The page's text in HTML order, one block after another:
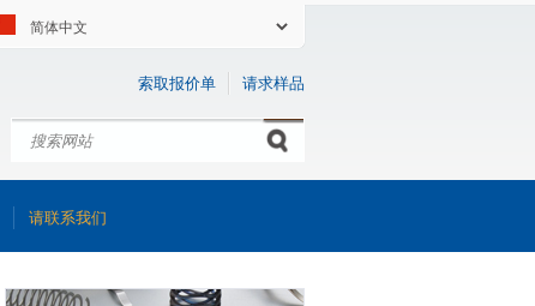
索取报价单 请求样品
Search form
搜索
请联系我们